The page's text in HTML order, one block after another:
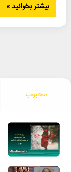
بیشتر بخوانید »
محبوب